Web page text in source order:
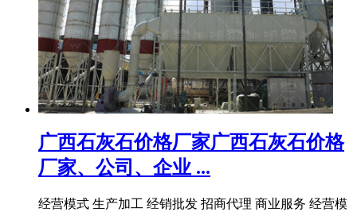
广西石灰石价格厂家广西石灰石价格
厂家、公司、企业 ...
经营模式 生产加工 经销批发 招商代理 商业服务 经营模